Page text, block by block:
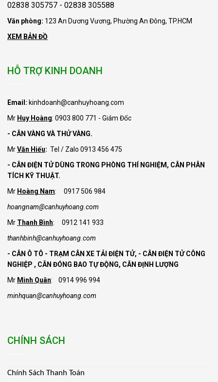
02838 305757 - 02838 305588
Văn phòng: 123 An Dương Vương, Phường An Đông, TP.HCM
XEM BẢN ĐỒ
HỖ TRỢ KINH DOANH
Email: kinhdoanh@canhuyhoang.com
Mr Huy Hoàng: 0903 800 771 - Giám Đốc
- CÂN VÀNG VÀ THỬ VÀNG.
MrVăn Hiếu: Tel / Zalo 0913 456 475
- CÂN ĐIỆN TỬ DÙNG TRONG PHÒNG THÍ NGHIỆM, CÂN PHÂN
TÍCH KỸ THUẬT.
Mr Hoàng Nam: 0917 506 984
hoangnam@canhuyhoang.com
Mr Thanh Bình: 0912 141 933
thanhbinh@canhuyhoang.com
- CÂN Ô TÔ - TRẠM CÂN XE TẢI ĐIỆN TỬ, - CÂN ĐIỆN TỬ CÔNG
NGHIỆP , CÂN ĐÓNG BAO TỰ ĐỘNG, CÂN ĐỊNH LƯỢNG
Mr Minh Quân: 0914 996 994
minhquan@canhuyhoang.com
CHÍNH SÁCH
Chính Sách Thanh Toán